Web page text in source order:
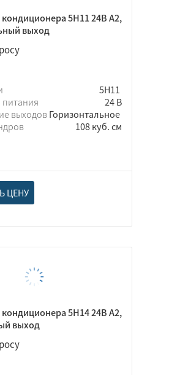
5Н11 24В A2,
выход
5Н11
24 В
выходовГоризонтальное
108 куб. см
ЦЕНУ
5Н14 24В A2,
выход